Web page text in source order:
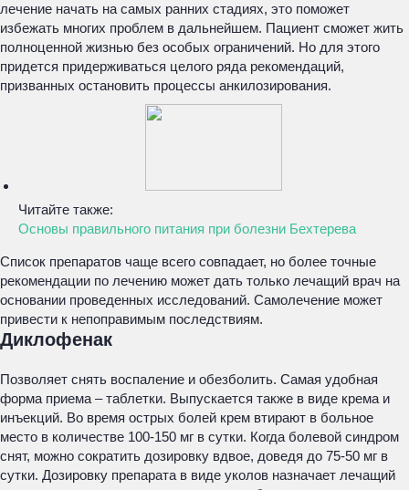
лечение начать на самых ранних стадиях, это поможет
избежать многих проблем в дальнейшем. Пациент сможет жить
полноценной жизнью без особых ограничений. Но для этого
придется придерживаться целого ряда рекомендаций,
призванных остановить процессы анкилозирования.
Читайте также:
Основы правильного питания при болезни Бехтерева
Список препаратов чаще всего совпадает, но более точные
рекомендации по лечению может дать только лечащий врач на
основании проведенных исследований. Самолечение может
привести к непоправимым последствиям.
Диклофенак
Позволяет снять воспаление и обезболить. Самая удобная
форма приема – таблетки. Выпускается также в виде крема и
инъекций. Во время острых болей крем втирают в больное
место в количестве 100-150 мг в сутки. Когда болевой синдром
снят, можно сократить дозировку вдвое, доведя до 75-50 мг в
сутки. Дозировку препарата в виде уколов назначает лечащий